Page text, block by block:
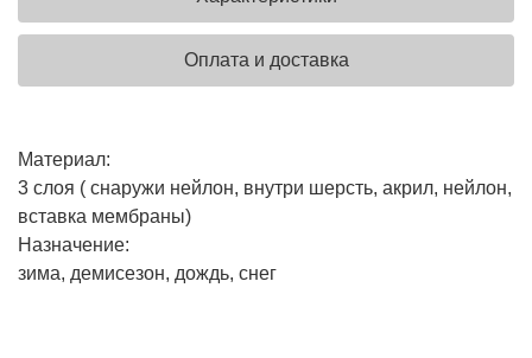
Оплата и доставка
Материал:
3 слоя ( снаружи нейлон, внутри шерсть, акрил, нейлон,
вставка мембраны)
Назначение:
зима, демисезон, дождь, снег